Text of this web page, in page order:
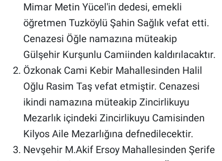
Mimar Metin Yücel'in dedesi, emekli
öğretmen Tuzköylü Şahin Sağlık vefat etti.
Cenazesi Öğle namazına müteakip
Gülşehir Kurşunlu Camiinden kaldırılacaktır.
Özkonak Cami Kebir Mahallesinden Halil
Oğlu Rasim Taş vefat etmiştir. Cenazesi
ikindi namazına müteakip Zincirlikuyu
Mezarlık içindeki Zincirlikuyu Camisinden
Kilyos Aile Mezarlığına defnedilecektir.
Nevşehir M.Akif Ersoy Mahallesinden Şerife
Kırşehir
Yerel
Genel
Asayiş
Kültür - Sanat